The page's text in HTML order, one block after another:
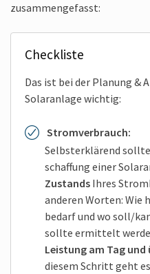
zusammen­gefasst:
Check­liste
Das ist bei der Planung &
Solar­anlage wichtig:
Strom­verbrauch:
Selbst­erklärend
schaffung einer
ZustandsIhres
anderen Worten:
bedarf und wo soll/
sollte er­mittelt
Leistung am Tag und
diesem Schritt geht